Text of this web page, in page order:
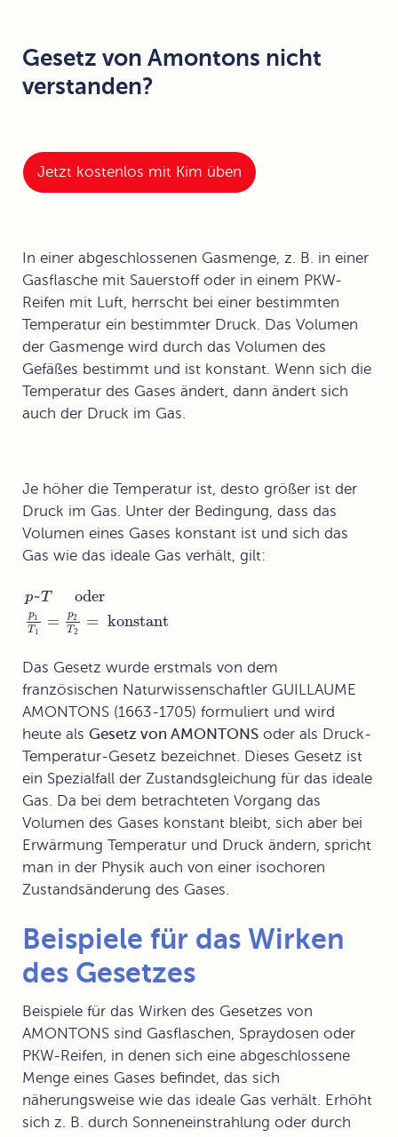
Gesetz von Amontons nicht
verstanden?
Jetzt kostenlos mit Kim üben
In einer abgeschlossenen Gasmenge, z. B. in einer
Gasflasche mit Sauerstoff oder in einem PKW-
Reifen mit Luft, herrscht bei einer bestimmten
Temperatur ein bestimmter Druck. Das Volumen
der Gasmenge wird durch das Volumen des
Gefäßes bestimmt und ist konstant. Wenn sich die
Temperatur des Gases ändert, dann ändert sich
auch der Druck im Gas.
Je höher die Temperatur ist, desto größer ist der
Druck im Gas. Unter der Bedingung, dass das
Volumen eines Gases konstant ist und sich das
Gas wie das ideale Gas verhält, gilt:
p~T oder
p1
T1
= p2
T2
= konstant
Das Gesetz wurde erstmals von dem
französischen Naturwissenschaftler GUILLAUME
AMONTONS (1663-1705) formuliert und wird
heute als Gesetz von AMONTONS oder als Druck-
Temperatur-Gesetz bezeichnet. Dieses Gesetz ist
ein Spezialfall der Zustandsgleichung für das ideale
Gas. Da bei dem betrachteten Vorgang das
Volumen des Gases konstant bleibt, sich aber bei
Erwärmung Temperatur und Druck ändern, spricht
man in der Physik auch von einer isochoren
Zustandsänderung des Gases.
Beispiele für das Wirken
des Gesetzes
Beispiele für das Wirken des Gesetzes von
AMONTONS sind Gasflaschen, Spraydosen oder
PKW-Reifen, in denen sich eine abgeschlossene
Menge eines Gases befindet, das sich
näherungsweise wie das ideale Gas verhält. Erhöht
sich z. B. durch Sonneneinstrahlung oder durch